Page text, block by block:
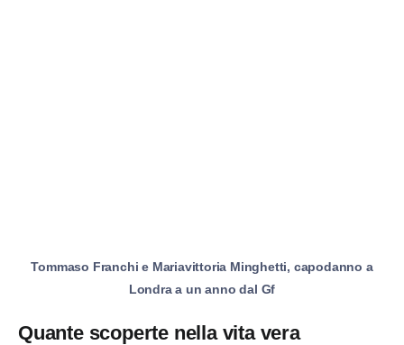
Tommaso Franchi e Mariavittoria Minghetti, capodanno a
Londra a un anno dal Gf
Quante scoperte nella vita vera